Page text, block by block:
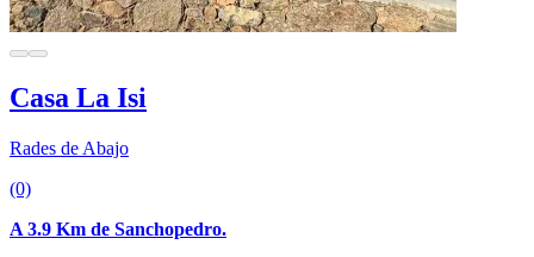
Casa La Isi
Rades de Abajo
(0)
A 3.9 Km de Sanchopedro.